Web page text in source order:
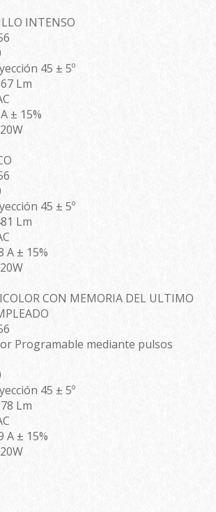
INTENSO
45 ± 5º
Lm
± 15%
45 ± 5º
Lm
A ± 15%
CON MEMORIA DEL ULTIMO
Programable mediante pulsos
45 ± 5º
Lm
A ± 15%